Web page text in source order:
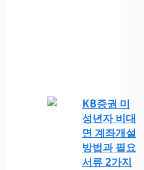
KB증권 미
성년자 비대
면 계좌개설
방법과 필요
서류 2가지